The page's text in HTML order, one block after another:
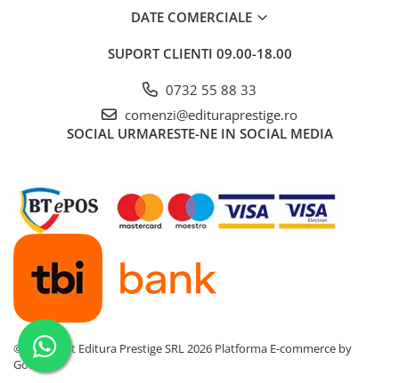
Carti pentru copii
Literatura Universala
Carte Prescolara, Joc
Carti cartonate
Descopera lumea
Descopera si invata
Din ograda
Povesti pe roti
Primele notiuni
Carti de colorat
DATE COMERCIALE
SUPORT CLIENTI 09.00-18.00
0732 55 88 33
comenzi@edituraprestige.ro
SOCIAL URMARESTE-NE IN SOCIAL MEDIA
©Copyright Editura Prestige SRL 2026 Platforma E-commerce by
Gomag